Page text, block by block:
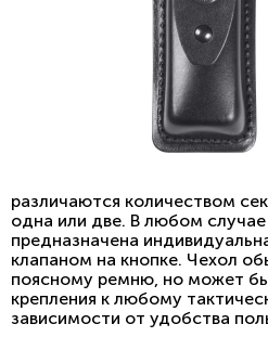
различаются количеством
одна или две. В любом
предназначена
клапаном на кнопке. Чехол
поясному ремню, но может
крепления к любому
зависимости от удобства